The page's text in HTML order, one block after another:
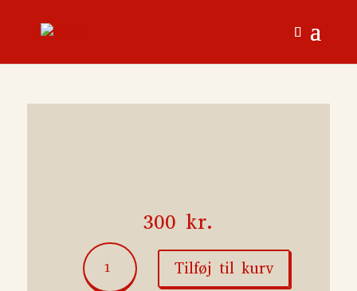
300 kr.
Livet
og
døden
Tilføj til kurv